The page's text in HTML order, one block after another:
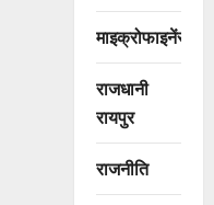
माइक्रोफाइनेंस
राजधानी
रायपुर
राजनीति